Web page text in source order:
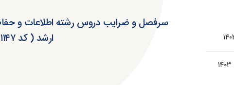
سرفصل و ضرایب دروس رشته اطلاعات و
ارشد ( کد ۱۱۴۷ )